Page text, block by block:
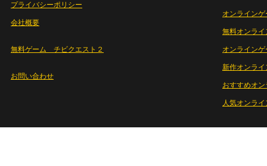
プライバシーポリシー
会社概要
無料ゲーム チビクエスト２
お問い合わせ
オンラインゲ
無料オンライ
オンライン
新作オンライ
おすすめオ
人気オンラ